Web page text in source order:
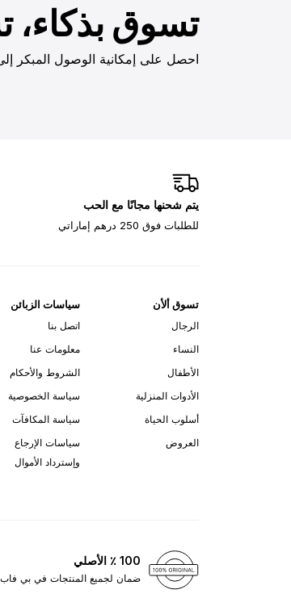
تسوق بذكاء،
احصل على إمكانية الوصول المبكر
يتم شحنها مجانًا مع الحب
للطلبات فوق 250 درهم إماراتي
تسوق ألأن
الرجال
النساء
الأطفال
الأدوات المنزلية
أسلوب الحياة
العروض
سياسات الزبائن
اتصل بنا
معلومات عنا
الشروط والأحكام
سياسة الخصوصية
سياسة المكافآت
سياسات الإرجاع
وإسترداد الأموال
100 ٪ الأصلي
ضمان لجميع المنتجات في بي فاب